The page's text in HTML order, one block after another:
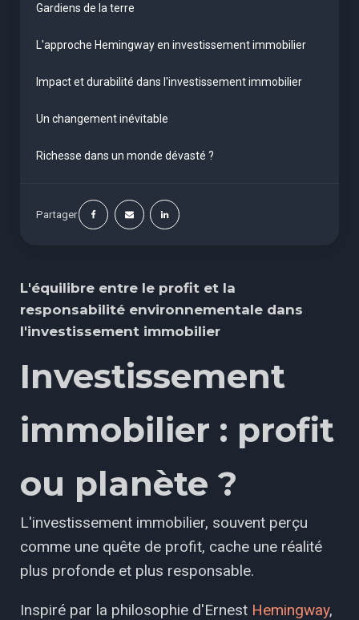
Gardiens de la terre
L'approche Hemingway en investissement immobilier
Impact et durabilité dans l'investissement immobilier
Un changement inévitable
Richesse dans un monde dévasté ?
Partager
L'équilibre entre le profit et la
responsabilité environnementale dans
l'investissement immobilier
Investissement
immobilier : profit
ou planète ?
L'investissement immobilier, souvent perçu
comme une quête de profit, cache une réalité
plus profonde et plus responsable.
Inspiré par la philosophie d'Ernest Hemingway,